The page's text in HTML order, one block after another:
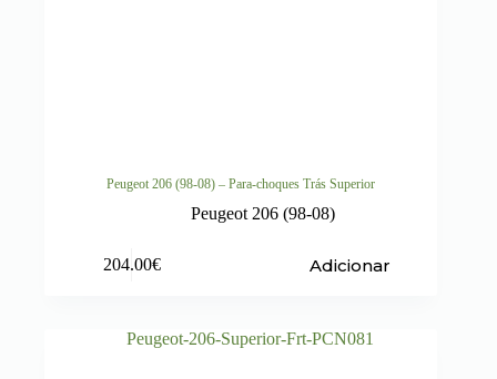
Peugeot 206 (98-08) – Para-choques Trás Superior
Peugeot 206 (98-08)
204.00€ Adicionar